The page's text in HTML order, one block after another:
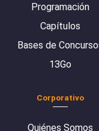
Programación
Capítulos
Bases de
13Go
Corporativo
Quiénes Somos